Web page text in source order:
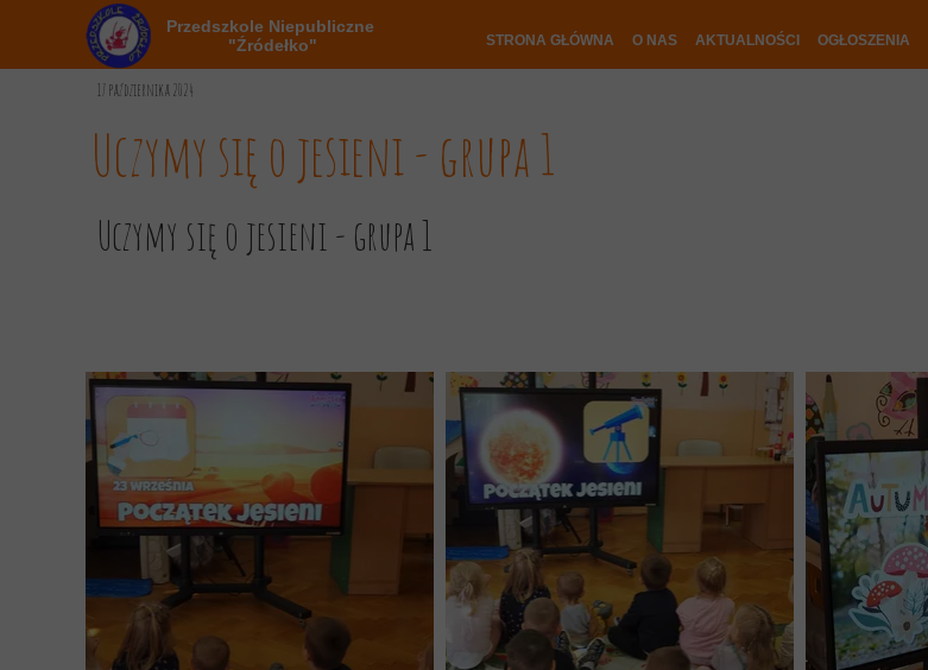
STRONA GŁÓWNA O NAS AKTUALNOŚCI OGŁOSZENIA
Przedszkole Niepubliczne
"Źródełko"
17 października 2024
Uczymy się o jesieni - grupa 1
Uczymy się o jesieni - grupa 1